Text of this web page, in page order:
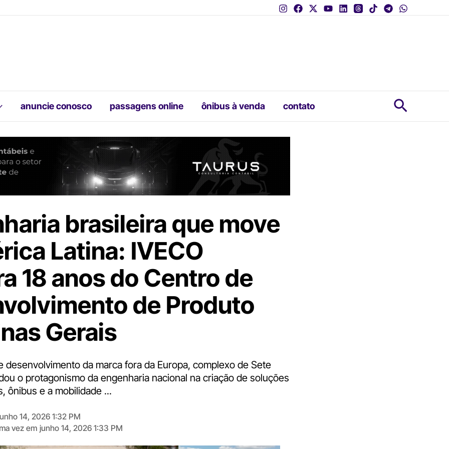
anuncie conosco passagens online ônibus à venda contato
brasileira que move
Latina: IVECO
18 anos do Centro de
de Produto
Gerais
desenvolvimento da marca fora da Europa, complexo de Sete
o protagonismo da engenharia nacional na criação de soluções
ônibus e a mobilidade ...
14, 2026 1:32 PM
vez em junho 14, 2026 1:33 PM